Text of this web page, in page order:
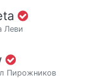
Леви
Пирожников